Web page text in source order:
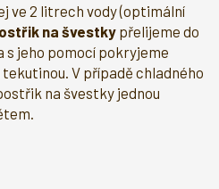
ve 2 litrech vody (optimální
na švestky přelijeme do
s jeho pomocí pokryjeme
V případě chladného
na švestky jednou